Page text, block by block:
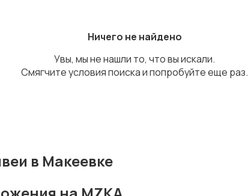
Ничего не найдено
Увы, мы не нашли то, что вы искали.
Смягчите условия поиска и попробуйте еще раз.
в Макеевке